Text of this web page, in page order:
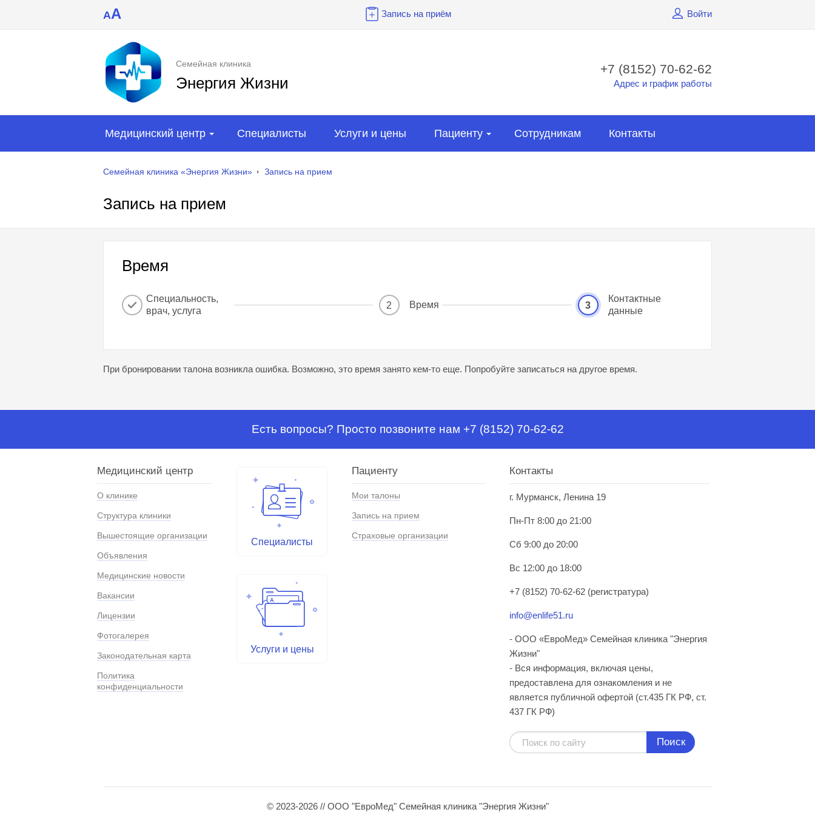
AA Запись на приём Войти
Семейная клиника
Энергия Жизни
+7 (8152) 70-62-62
Адрес и график работы
Медицинский центр Специалисты Услуги и цены Пациенту Сотрудникам Контакты
Семейная клиника «Энергия Жизни» Запись на прием
Запись на прием
Время
Специальность,
врач, услуга
2 Время 3
Контактные
данные
При бронировании талона возникла ошибка. Возможно, это время занято кем-то еще. Попробуйте записаться на другое время.
Есть вопросы? Просто позвоните нам +7 (8152) 70-62-62
Медицинский центр
О клинике
Структура клиники
Вышестоящие организации
Объявления
Медицинские новости
Вакансии
Лицензии
Фотогалерея
Законодательная карта
Политика
конфиденциальности
Специалисты
Услуги и цены
Пациенту
Мои талоны
Запись на прием
Страховые организации
Контакты
г. Мурманск, Ленина 19
Пн-Пт 8:00 до 21:00
Сб 9:00 до 20:00
Вс 12:00 до 18:00
+7 (8152) 70-62-62 (регистратура)
info@enlife51.ru
- ООО «ЕвроМед» Семейная клиника "Энергия
Жизни"
- Вся информация, включая цены,
предоставлена для ознакомления и не
является публичной офертой (ст.435 ГК РФ, cт.
437 ГК РФ)
Поиск
© 2023-2026 // ООО "ЕвроМед" Семейная клиника "Энергия Жизни"